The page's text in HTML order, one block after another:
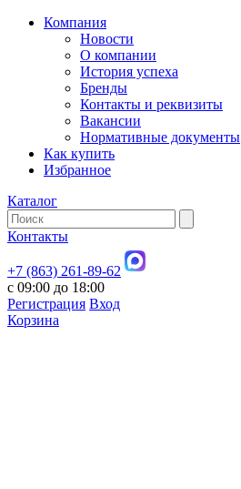
Компания
Новости
О компании
История успеха
Бренды
Контакты и реквизиты
Вакансии
Нормативные документы
Как купить
Избранное
Каталог
Контакты
+7 (863) 261-89-62
с 09:00 до 18:00
Регистрация Вход
Корзина